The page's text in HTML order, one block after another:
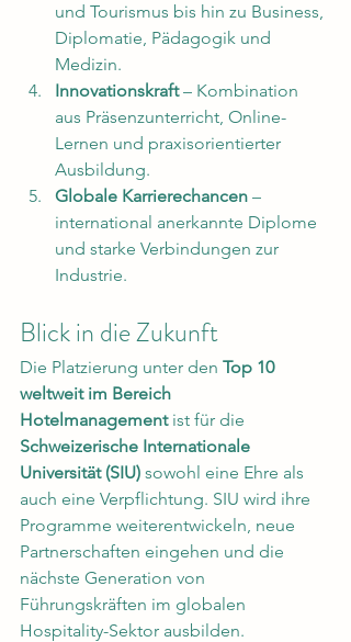
und Tourismus bis hin zu Business,
Diplomatie, Pädagogik und
Medizin.
Innovationskraft – Kombination
aus Präsenzunterricht, Online-
Lernen und praxisorientierter
Ausbildung.
Globale Karrierechancen –
international anerkannte Diplome
und starke Verbindungen zur
Industrie.
Blick in die Zukunft
Die Platzierung unter den Top 10
weltweit im Bereich
Hotelmanagement ist für die
Schweizerische Internationale
Universität (SIU) sowohl eine Ehre als
auch eine Verpflichtung. SIU wird ihre
Programme weiterentwickeln, neue
Partnerschaften eingehen und die
nächste Generation von
Führungskräften im globalen
Hospitality-Sektor ausbilden.